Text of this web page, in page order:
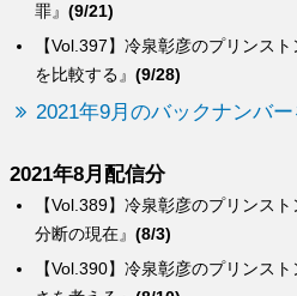
【Vol.397】冷泉彰彦のプリンス
を比較する』(9/28)
罪』(9/21)
2021年9月のバックナンバ
2021年8月配信分
【Vol.390】冷泉彰彦のプリンス
【Vol.389】冷泉彰彦のプリンス
分断の現在』(8/3)